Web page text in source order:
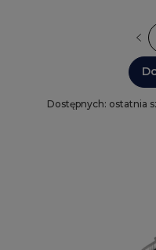
Dostępnych: ostatnia